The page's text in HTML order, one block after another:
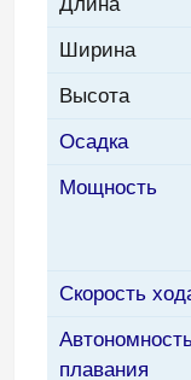
Ширина
Высота
Осадка
Мощность
Скорость
плавания